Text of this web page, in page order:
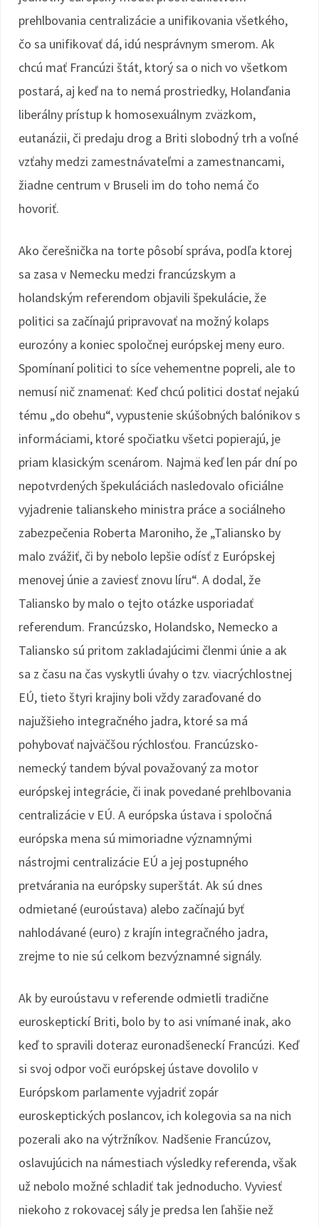
prehlbovania centralizácie a unifikovania všetkého,
čo sa unifikovať dá, idú nesprávnym smerom. Ak
chcú mať Francúzi štát, ktorý sa o nich vo všetkom
postará, aj keď na to nemá prostriedky, Holanďania
liberálny prístup k homosexuálnym zväzkom,
eutanázii, či predaju drog a Briti slobodný trh a voľné
vzťahy medzi zamestnávateľmi a zamestnancami,
žiadne centrum v Bruseli im do toho nemá čo
hovoriť.
Ako čerešnička na torte pôsobí správa, podľa ktorej
sa zasa v Nemecku medzi francúzskym a
holandským referendom objavili špekulácie, že
politici sa začínajú pripravovať na možný kolaps
eurozóny a koniec spoločnej európskej meny euro.
Spomínaní politici to síce vehementne popreli, ale to
nemusí nič znamenať: Keď chcú politici dostať nejakú
tému „do obehu“, vypustenie skúšobných balónikov s
informáciami, ktoré spočiatku všetci popierajú, je
priam klasickým scenárom. Najmä keď len pár dní po
nepotvrdených špekuláciách nasledovalo oficiálne
vyjadrenie talianskeho ministra práce a sociálneho
zabezpečenia Roberta Maroniho, že „Taliansko by
malo zvážiť, či by nebolo lepšie odísť z Európskej
menovej únie a zaviesť znovu líru“. A dodal, že
Taliansko by malo o tejto otázke usporiadať
referendum. Francúzsko, Holandsko, Nemecko a
Taliansko sú pritom zakladajúcimi členmi únie a ak
sa z času na čas vyskytli úvahy o tzv. viacrýchlostnej
EÚ, tieto štyri krajiny boli vždy zaraďované do
najužšieho integračného jadra, ktoré sa má
pohybovať najväčšou rýchlosťou. Francúzsko-
nemecký tandem býval považovaný za motor
európskej integrácie, či inak povedané prehlbovania
centralizácie v EÚ. A európska ústava i spoločná
európska mena sú mimoriadne významnými
nástrojmi centralizácie EÚ a jej postupného
pretvárania na európsky superštát. Ak sú dnes
odmietané (euroústava) alebo začínajú byť
nahlodávané (euro) z krajín integračného jadra,
zrejme to nie sú celkom bezvýznamné signály.
Ak by euroústavu v referende odmietli tradične
euroskeptickí Briti, bolo by to asi vnímané inak, ako
keď to spravili doteraz euronadšeneckí Francúzi. Keď
si svoj odpor voči európskej ústave dovolilo v
Európskom parlamente vyjadriť zopár
euroskeptických poslancov, ich kolegovia sa na nich
pozerali ako na výtržníkov. Nadšenie Francúzov,
oslavujúcich na námestiach výsledky referenda, však
už nebolo možné schladiť tak jednoducho. Vyviesť
niekoho z rokovacej sály je predsa len ľahšie než